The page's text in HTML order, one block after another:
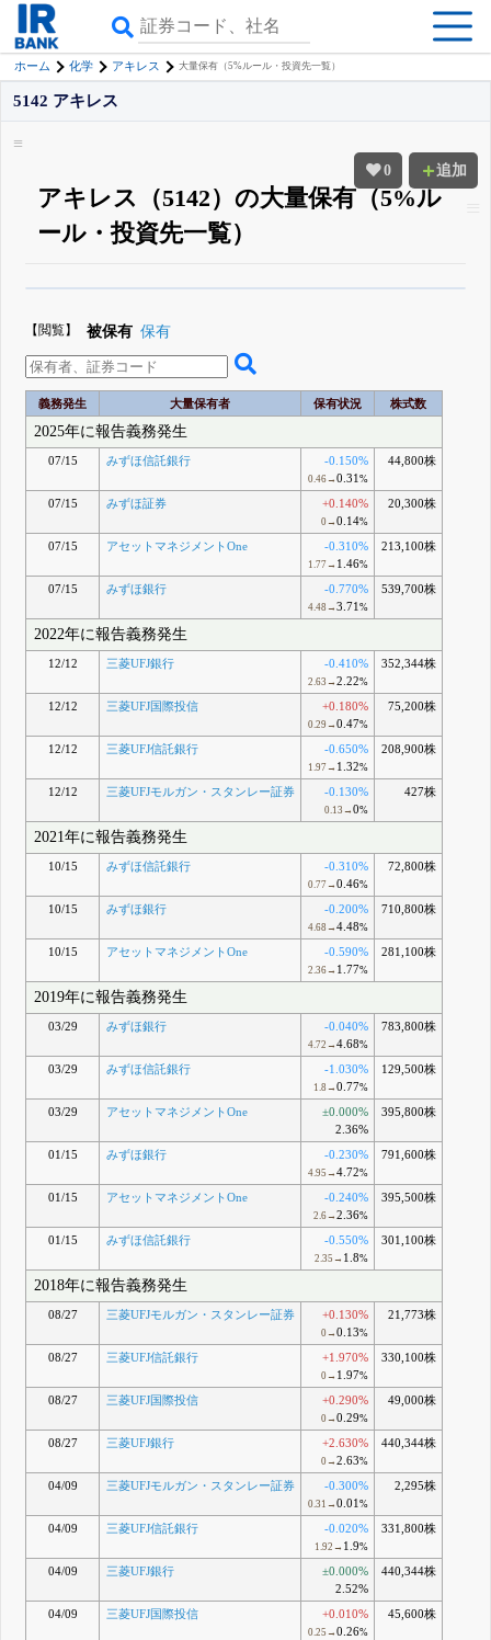
ホーム 化学 アキレス 大量保有（5%ルール・投資先一覧）
0 追加
5142 アキレス
アキレス（5142）の大量保有（5%ル
ール・投資先一覧）
に詳しく分かる無料でβ版をはじめる
登録すると永久30%OFFと米株版の先行利用も付きます
【閲覧】 被保有 保有
義務発生 大量保有者 保有状況 株式数
2025年に報告義務発生
07/15 みずほ信託銀行 -0.150%
0.46→ 0.31 %
44,800株
07/15 みずほ証券 +0.140%
0→ 0.14%
20,300株
07/15 アセットマネジメントOne -0.310%
1.77→ 1.46%
213,100株
07/15 みずほ銀行 -0.770%
4.48→ 3.71 %
539,700株
2022年に報告義務発生
12/12 三菱UFJ銀行 -0.410%
2.63→ 2.22%
352,344株
12/12 三菱UFJ国際投信 +0.180%
0.29→ 0.47%
75,200株
12/12 三菱UFJ信託銀行 -0.650%
1.97→ 1.32%
208,900株
12/12 三菱UFJモルガン・スタンレー証券 -0.130%
0.13→ 0%
427株
2021年に報告義務発生
10/15 みずほ信託銀行 -0.310%
0.77→ 0.46%
72,800株
10/15 みずほ銀行 -0.200%
4.68→ 4.48%
710,800株
10/15 アセットマネジメントOne -0.590%
2.36→ 1.77%
281,100株
2019年に報告義務発生
03/29 みずほ銀行 -0.040%
4.72→ 4.68%
783,800株
03/29 みずほ信託銀行 -1.030%
1.8→ 0.77%
129,500株
03/29 アセットマネジメントOne
±0.000%
2.36%
395,800株
01/15 みずほ銀行 -0.230%
4.95→ 4.72%
791,600株
01/15 アセットマネジメントOne -0.240%
2.6→ 2.36%
395,500株
01/15 みずほ信託銀行 -0.550%
2.35→ 1.8%
301,100株
2018年に報告義務発生
08/27 三菱UFJモルガン・スタンレー証券 +0.130%
0→ 0.13%
21,773株
08/27 三菱UFJ信託銀行 +1.970%
0→ 1.97%
330,100株
08/27 三菱UFJ国際投信 +0.290%
0→ 0.29%
49,000株
08/27 三菱UFJ銀行 +2.630%
0→ 2.63%
440,344株
04/09 三菱UFJモルガン・スタンレー証券 -0.300%
0.31→ 0.01 %
2,295株
04/09 三菱UFJ信託銀行 -0.020%
1.92→ 1.9%
331,800株
04/09 三菱UFJ銀行
±0.000%
2.52%
440,344株
04/09 三菱UFJ国際投信 +0.010%
0.25→ 0.26%
45,600株